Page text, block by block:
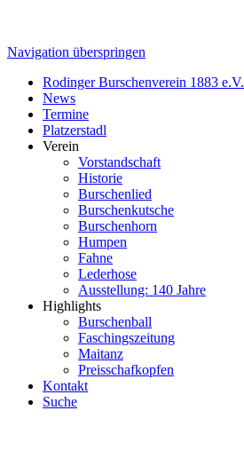
Navigation überspringen
Rodinger Burschenverein 1883 e.V.
News
Termine
Platzerstadl
Verein
Vorstandschaft
Historie
Burschenlied
Burschenkutsche
Burschenhorn
Humpen
Fahne
Lederhose
Ausstellung: 140 Jahre
Highlights
Burschenball
Faschingszeitung
Maitanz
Preisschafkopfen
Kontakt
Suche